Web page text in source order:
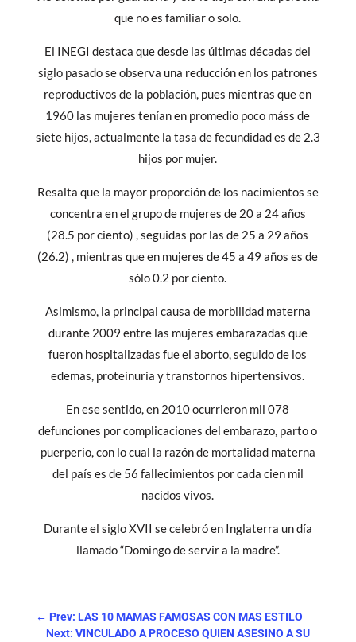
que no es familiar o solo.
El INEGI destaca que desde las últimas décadas del
siglo pasado se observa una reducción en los patrones
reproductivos de la población, pues mientras que en
1960 las mujeres tenían en promedio poco máss de
siete hijos, actualmente la tasa de fecundidad es de 2.3
hijos por mujer.
Resalta que la mayor proporción de los nacimientos se
concentra en el grupo de mujeres de 20 a 24 años
(28.5 por ciento) , seguidas por las de 25 a 29 años
(26.2) , mientras que en mujeres de 45 a 49 años es de
sólo 0.2 por ciento.
Asimismo, la principal causa de morbilidad materna
durante 2009 entre las mujeres embarazadas que
fueron hospitalizadas fue el aborto, seguido de los
edemas, proteinuria y transtornos hipertensivos.
En ese sentido, en 2010 ocurrieron mil 078
defunciones por complicaciones del embarazo, parto o
puerperio, con lo cual la razón de mortalidad materna
del país es de 56 fallecimientos por cada cien mil
nacidos vivos.
Durante el siglo XVII se celebró en Inglaterra un día
llamado “Domingo de servir a la madre”.
← Prev: LAS 10 MAMAS FAMOSAS CON MAS ESTILO
Next: VINCULADO A PROCESO QUIEN ASESINO A SU